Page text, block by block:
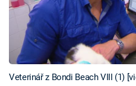
Veterinář z Bondi Beach VIII (1)